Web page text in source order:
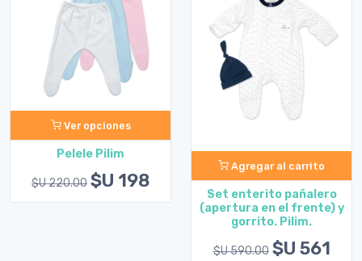
Ver opciones
Pelele Pilim
$U 220.00 $U 198
Agregar al carrito
Set enterito pañalero
(apertura en el frente) y
gorrito. Pilim.
$U 590.00 $U 561